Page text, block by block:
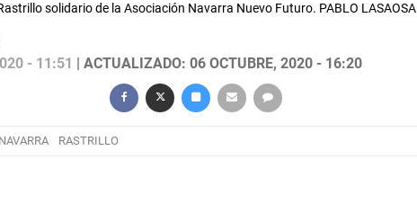
solidario de la Asociación Navarra Nuevo Futuro. PABLO LASAOSA
- 11:51 | ACTUALIZADO: 06 OCTUBRE, 2020 - 16:20
NAVARRA RASTRILLO